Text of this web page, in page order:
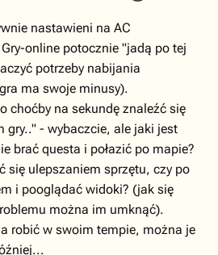
nastawieni na AC
online potocznie "jadą po tej
potrzeby nabijania
ma swoje minusy).
choćby na sekundę znaleźć się
gry.." - wybaczcie, ale jaki jest
brać questa i połazić po mapie?
się ulepszaniem sprzętu, czy po
i pooglądać widoki? (jak się
można im umknąć).
robić w swoim tempie, można je